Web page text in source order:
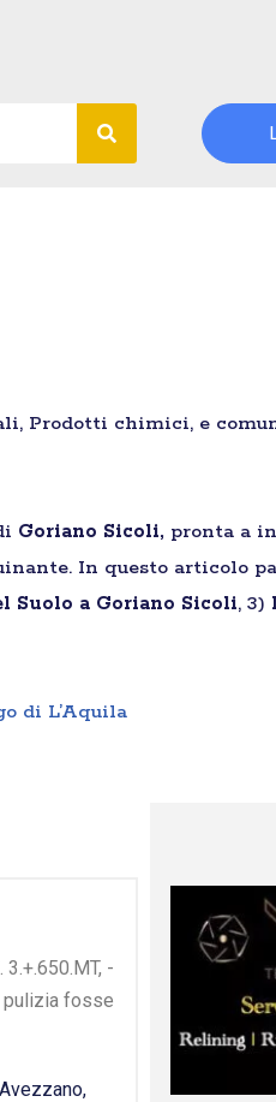
Prodotti chimici, e
Goriano Sicoli, pronta a
In questo articolo
Suolo a Goriano Sicoli, 3)
di L’Aquila
-
pulizia fosse